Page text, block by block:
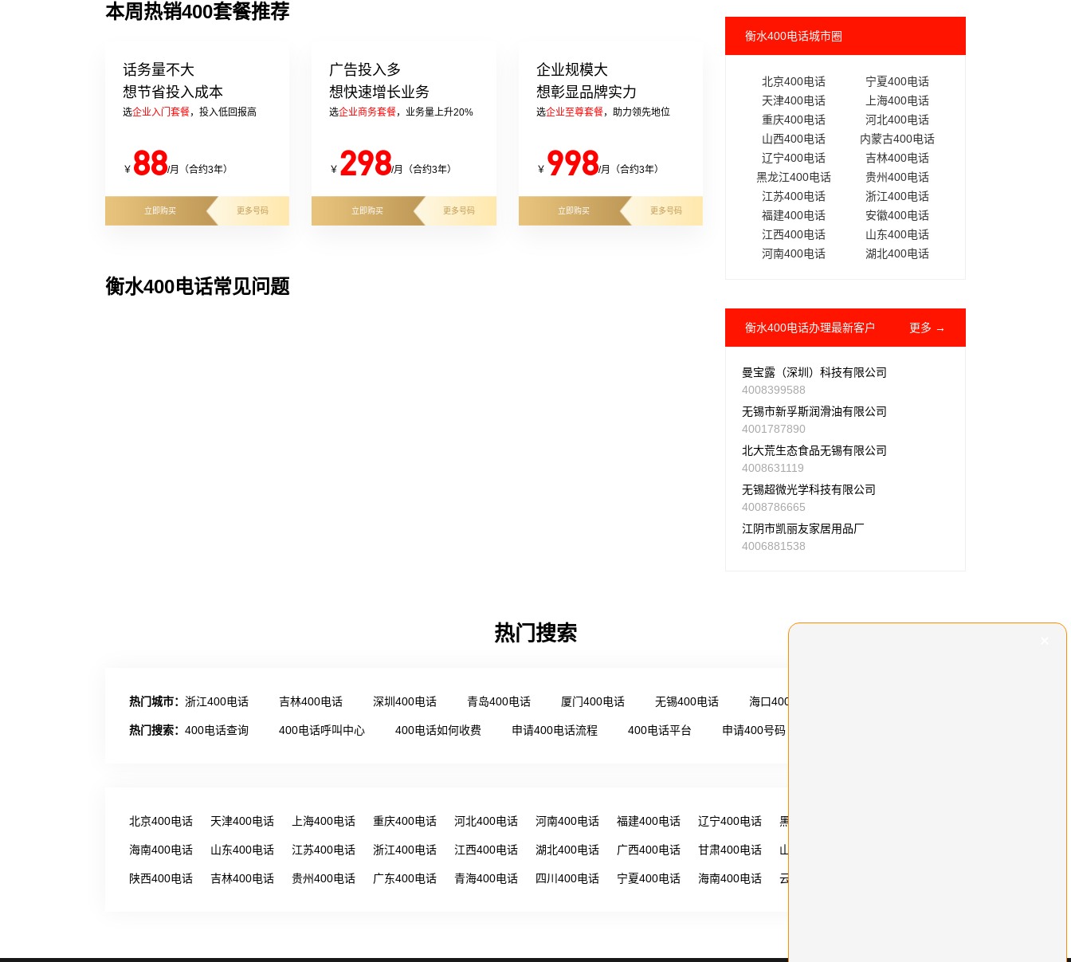
本周热销400套餐推荐
话务量不大
想节省投入成本
选企业入门套餐，投入低回报高
￥ 88/月（合约3年）
立即购买 更多号码
广告投入多
想快速增长业务
选企业商务套餐，业务量上升20%
￥ 298/月（合约3年）
立即购买 更多号码
企业规模大
想彰显品牌实力
选企业至尊套餐，助力领先地位
￥ 998/月（合约3年）
立即购买 更多号码
衡水400电话常见问题
衡水400电话城市圈
北京400电话
宁夏400电话
天津400电话
上海400电话
重庆400电话
河北400电话
山西400电话
内蒙古400电话
辽宁400电话
吉林400电话
黑龙江400电话
贵州400电话
江苏400电话
浙江400电话
福建400电话
安徽400电话
江西400电话
山东400电话
河南400电话
湖北400电话
衡水400电话办理最新客户 更多 →
曼宝露（深圳）科技有限公司
4008399588
无锡市新孚斯润滑油有限公司
4001787890
北大荒生态食品无锡有限公司
4008631119
无锡超微光学科技有限公司
4008786665
江阴市凯丽友家居用品厂
4006881538
热门搜索
热门城市： 浙江400电话 吉林400电话 深圳400电话 青岛400电话 厦门400电话 无锡400电话 海口400电话
热门搜索： 400电话查询 400电话呼叫中心 400电话如何收费 申请400电话流程 400电话平台 申请400号码
北京400电话 天津400电话 上海400电话 重庆400电话 河北400电话 河南400电话 福建400电话 辽宁400电话 黑龙江400电话
海南400电话 山东400电话 江苏400电话 浙江400电话 江西400电话 湖北400电话 广西400电话 甘肃400电话 山西400电话
陕西400电话 吉林400电话 贵州400电话 广东400电话 青海400电话 四川400电话 宁夏400电话 海南400电话 云南400电话